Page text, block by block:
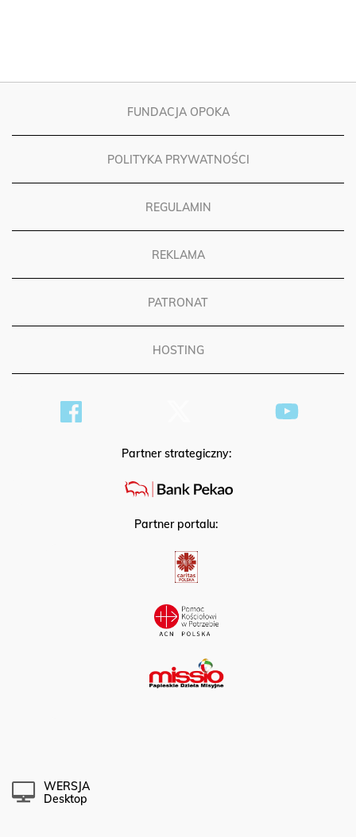
FUNDACJA OPOKA
POLITYKA PRYWATNOŚCI
REGULAMIN
REKLAMA
PATRONAT
HOSTING
Partner strategiczny:
Partner portalu:
WERSJA
Desktop